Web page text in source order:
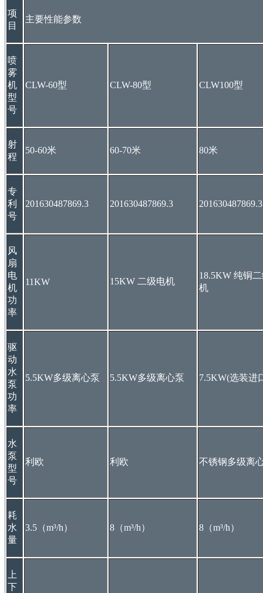
项
目
主要性能参数
喷
雾
机
型
号
CLW-60型 CLW-80型 CLW100型
射
程
50-60米 60-70米 80米
专
利
号
201630487869.3 201630487869.3 201630487869.3
风
扇
电
机
功
率
11KW 15KW 二级电机
18.5KW 纯铜
机
驱
动
水
泵
功
率
5.5KW多级离心泵 5.5KW多级离心泵 7.5KW(选装进
水
泵
型
号
利欧 利欧 不锈钢多级离
耗
水
量
3.5（m³/h） 8（m³/h） 8（m³/h）
上
下